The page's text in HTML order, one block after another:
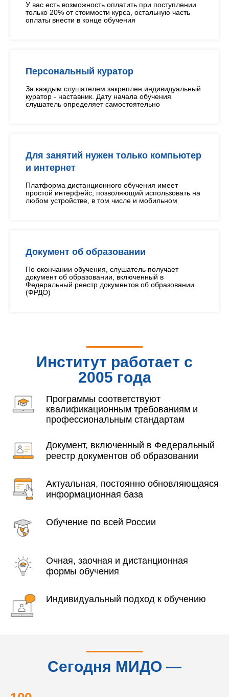
У вас есть возможность оплатить при поступлении
только 20% от стоимости курса, остальную часть
оплаты внести в конце обучения
Персональный куратор
За каждым слушателем закреплен индивидуальный
куратор - наставник. Дату начала обучения
слушатель определяет самостоятельно
Для занятий нужен только компьютер
и интернет
Платформа дистанционного обучения имеет
простой интерфейс, позволяющий использовать на
любом устройстве, в том числе и мобильном
Документ об образовании
По окончании обучения, слушатель получает
документ об образовании, включенный в
Федеральный реестр документов об образовании
(ФРДО)
Институт работает с
2005 года
Программы соответствуют
квалификационным требованиям и
профессиональным стандартам
Документ, включенный в Федеральный
реестр документов об образовании
Актуальная, постоянно обновляющаяся
информационная база
Обучение по всей России
Очная, заочная и дистанционная
формы обучения
Индивидуальный подход к обучению
Сегодня МИДО —